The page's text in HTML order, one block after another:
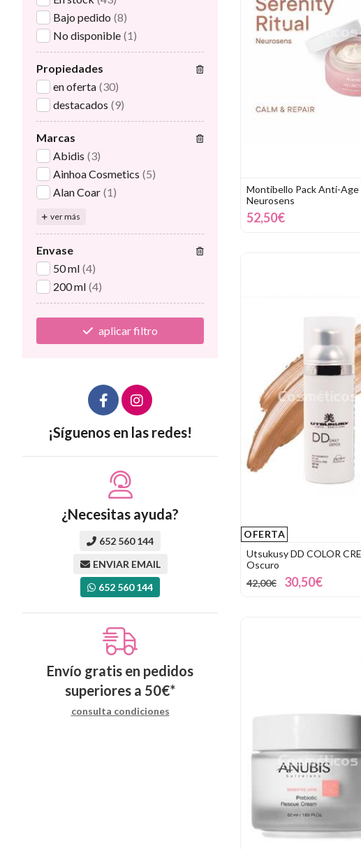
Montibello Pack Anti-Age
Neurosens
52,50€
OFERTA
Utsukusy DD COLOR
Oscuro
42,00€
30,50€
Bajo pedido (8)
No disponible (1)
Propiedades
en oferta (30)
destacados (9)
Marcas
Abidis (3)
Ainhoa Cosmetics (5)
Alan Coar (1)
ver más
Envase
50 ml (4)
200 ml (4)
aplicar filtro
¡Síguenos en las redes!
¿Necesitas ayuda?
652 560 144
ENVIAR EMAIL
652 560 144
Envío gratis en pedidos
superiores a 50€*
consulta condiciones